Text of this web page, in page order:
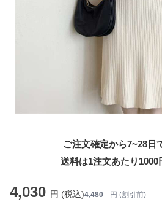
ご注文確定から7~28日
送料は1注文あたり 1000
4,030 円 (税込)4,480 円 (割引前)